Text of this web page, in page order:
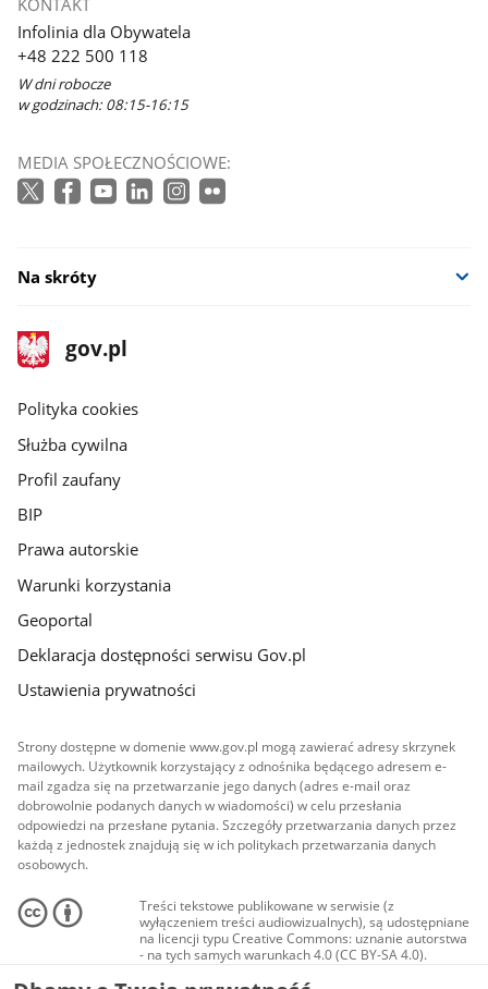
Infolinia dla Obywatela
+48 222 500 118
W dni robocze
w godzinach: 08:15-16:15
MEDIA SPOŁECZNOŚCIOWE:
Na skróty
stopka
gov.pl
Strona
gov.pl
gov.pl
Polityka cookies
Służba cywilna
Profil zaufany
BIP
Prawa autorskie
Warunki korzystania
Geoportal
Deklaracja dostępności serwisu Gov.pl
Ustawienia prywatności
Strony dostępne w domenie www.gov.pl mogą zawierać adresy skrzynek
mailowych. Użytkownik korzystający z odnośnika będącego adresem e-
mail zgadza się na przetwarzanie jego danych (adres e-mail oraz
dobrowolnie podanych danych w wiadomości) w celu przesłania
odpowiedzi na przesłane pytania. Szczegóły przetwarzania danych przez
każdą z jednostek znajdują się w ich politykach przetwarzania danych
osobowych.
Treści tekstowe publikowane w serwisie (z
wyłączeniem treści audiowizualnych), są udostępniane
na licencji typu Creative Commons: uznanie autorstwa
- na tych samych warunkach 4.0 (CC BY-SA 4.0).
Materiały audiowizualne, w tym zdjęcia, materiały